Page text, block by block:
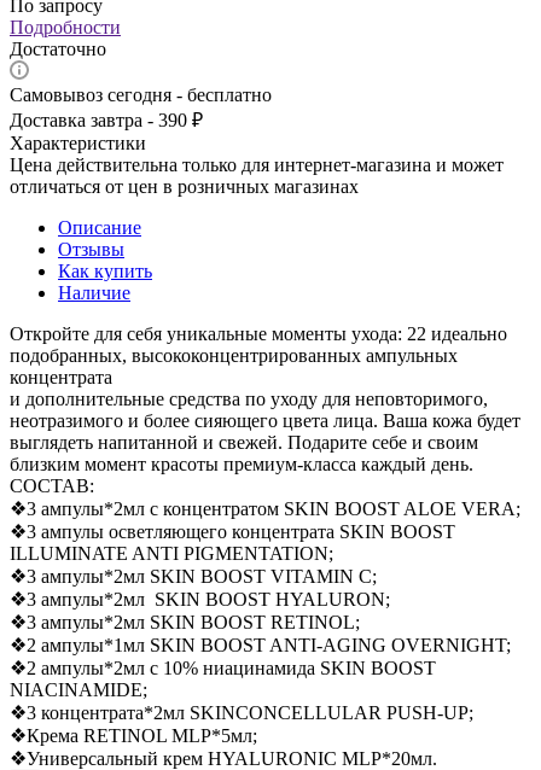
По запросу
Подробности
Достаточно
Самовывоз сегодня - бесплатно
Доставка завтра - 390 ₽
Характеристики
Цена действительна только для интернет-магазина и может
отличаться от цен в розничных магазинах
Описание
Отзывы
Как купить
Наличие
Откройте для себя уникальные моменты ухода: 22 идеально
подобранных, высококонцентрированных ампульных
концентрата
и дополнительные средства по уходу для неповторимого,
неотразимого и более сияющего цвета лица. Ваша кожа будет
выглядеть напитанной и свежей. Подарите себе и своим
близким момент красоты премиум-класса каждый день.
СОСТАВ:
❖3 ампулы*2мл с концентратом SKIN BOOST ALOE VERA;
❖3 ампулы осветляющего концентрата SKIN BOOST
ILLUMINATE ANTI PIGMENTATION;
❖3 ампулы*2мл SKIN BOOST VITAMIN C;
❖3 ампулы*2мл SKIN BOOST HYALURON;
❖3 ампулы*2мл SKIN BOOST RETINOL;
❖2 ампулы*1мл SKIN BOOST ANTI-AGING OVERNIGHT;
❖2 ампулы*2мл с 10% ниацинамида SKIN BOOST
NIACINAMIDE;
❖3 концентрата*2мл SKINCONCELLULAR PUSH-UP;
❖Крема RETINOL MLP*5мл;
❖Универсальный крем HYALURONIC MLP*20мл.